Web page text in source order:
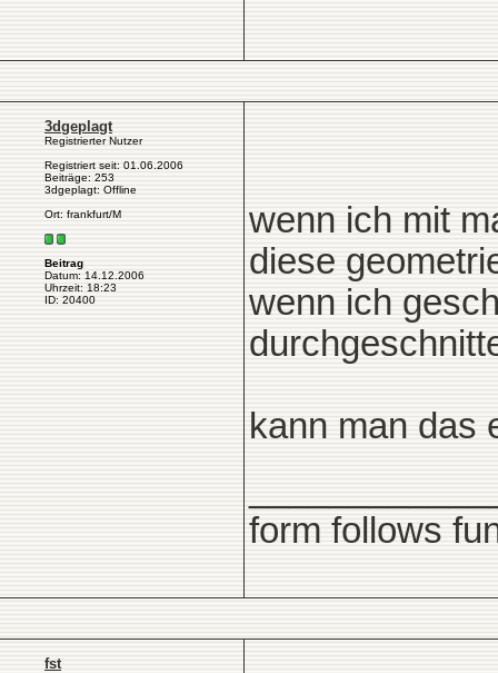
3dgeplagt
Registrierter Nutzer
Registriert seit: 01.06.2006
Beiträge: 253
3dgeplagt: Offline
Ort: frankfurt/M
Beitrag
Datum: 14.12.2006
Uhrzeit: 18:23
ID: 20400
wenn ich mit
diese
wenn ich
kann man das
form follows
fst